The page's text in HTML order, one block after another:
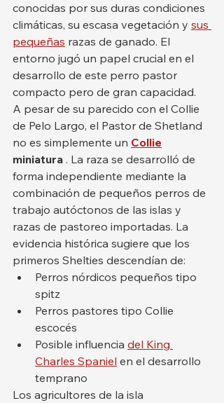
conocidas por sus duras condiciones
climáticas, su escasa vegetación y sus
pequeñas razas de ganado. El
entorno jugó un papel crucial en el
desarrollo de este perro pastor
compacto pero de gran capacidad.
A pesar de su parecido con el Collie
de Pelo Largo, el Pastor de Shetland
no es simplemente un Collie
miniatura . La raza se desarrolló de
forma independiente mediante la
combinación de pequeños perros de
trabajo autóctonos de las islas y
razas de pastoreo importadas. La
evidencia histórica sugiere que los
primeros Shelties descendían de:
Perros nórdicos pequeños tipo
spitz
Perros pastores tipo Collie
escocés
Posible influencia del King
Charles Spaniel en el desarrollo
temprano
Los agricultores de la isla